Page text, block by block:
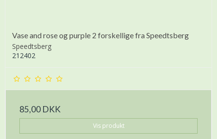
Vase and rose og purple 2 forskellige fra Speedtsberg
Speedtsberg
212402
85,00 DKK
Vis produkt